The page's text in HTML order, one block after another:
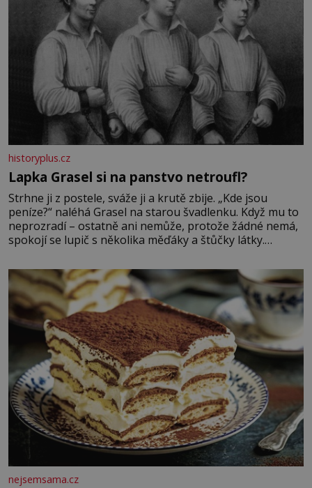
historyplus.cz
Lapka Grasel si na panstvo netroufl?
Strhne ji z postele, sváže ji a krutě zbije. „Kde jsou
peníze?“ naléhá Grasel na starou švadlenku. Když mu to
neprozradí – ostatně ani nemůže, protože žádné nemá,
spokojí se lupič s několika měďáky a štůčky látky.
krutý. Jeho činy budí hrůzu ještě dlouho po jeho smrti
nejsemsama.cz